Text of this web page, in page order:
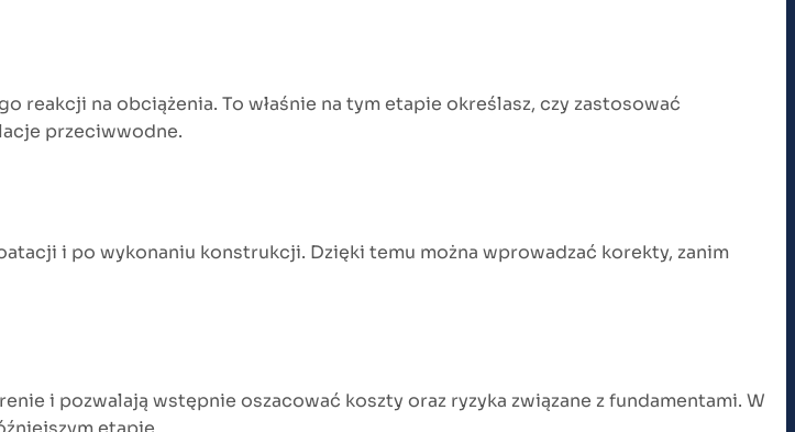
na obciążenia. To właśnie na tym etapie określasz, czy zastosować
przeciwwodne.
i po wykonaniu konstrukcji. Dzięki temu można wprowadzać korekty, zanim
i pozwalają wstępnie oszacować koszty oraz ryzyka związane z fundamentami. W